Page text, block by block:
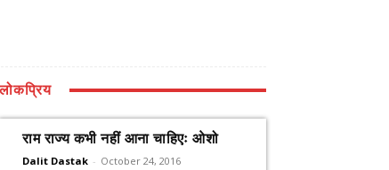
लोकप्रिय
राम राज्य कभी नहीं आना चाहिएः ओशो
Dalit Dastak - October 24, 2016